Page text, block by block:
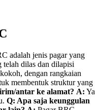
adalah jenis pagar yang
telah dilas dan dilapisi
dengan rangkaian
membentuk struktur yang
antar ke alamat? A: Ya
Q: Apa saja keunggulan